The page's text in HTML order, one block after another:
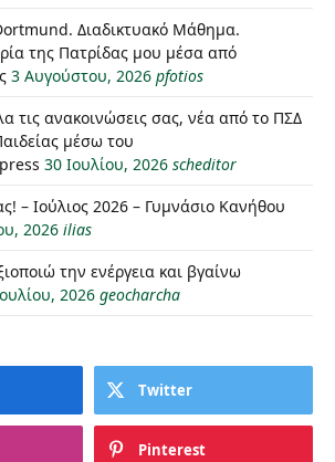
Διαδικτυακό Μάθημα.
της Πατρίδας μου μέσα από
3 Αυγούστου, 2026 pfotios
τις ανακοινώσεις σας, νέα από το ΠΣΔ
μέσω του
30 Ιουλίου, 2026 scheditor
– Ιούλιος 2026 – Γυμνάσιο Κανήθου
2026 ilias
την ενέργεια και βγαίνω
2026 geocharcha
Twitter
Pinterest